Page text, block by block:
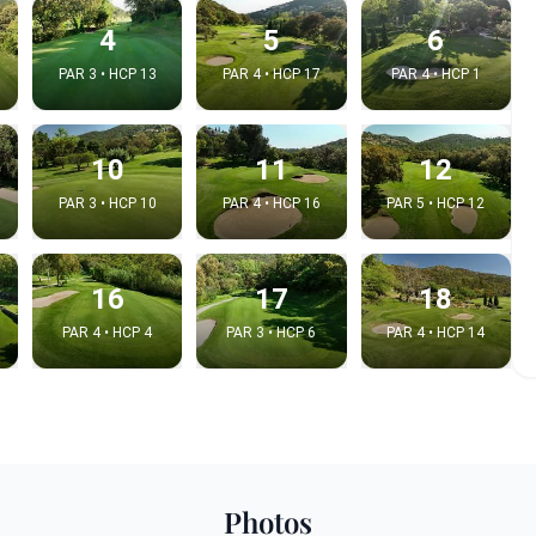
4
PAR 3 • HCP 13
5
PAR 4 • HCP 17
6
PAR 4 • HCP 1
10
PAR 3 • HCP 10
11
PAR 4 • HCP 16
12
PAR 5 • HCP 12
16
PAR 4 • HCP 4
17
PAR 3 • HCP 6
18
PAR 4 • HCP 14
Photos
video